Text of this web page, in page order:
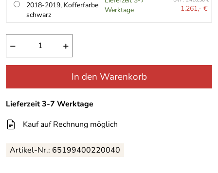
2018-2019, Kofferfarbe
schwarz
Werktage
1.261,- €
− +
In den Warenkorb
Lieferzeit 3-7 Werktage
Kauf auf Rechnung möglich
Artikel-Nr.: 65199400220040